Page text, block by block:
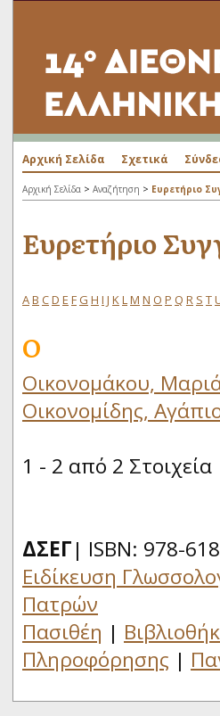
Αρχική Σελίδα Σχετικά
Αρχική Σελίδα > Αναζήτηση > Ευρετήριο
Ευρετήριο
AB CD E FG H I J KLM N O P Q R S T
Ο
Οικονομάκου,
Οικονομίδης,
1 - 2 από 2 Στοιχεία
ΔΣΕΓ| ISBN: 978-
Ειδίκευση
Πατρών
Πασιθέη |
Πληροφόρησης |